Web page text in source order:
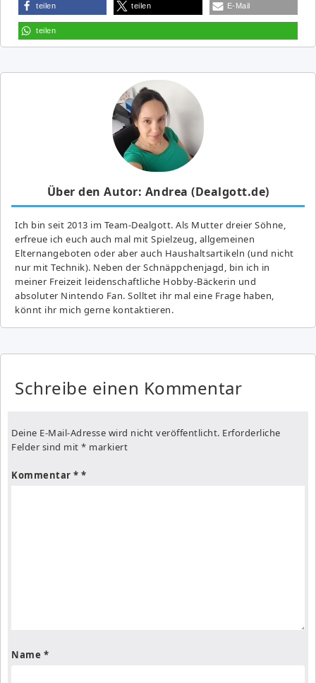
teilen teilen E-Mail
teilen
Über den Autor: Andrea (Dealgott.de)
Ich bin seit 2013 im Team-Dealgott. Als Mutter dreier Söhne,
erfreue ich euch auch mal mit Spielzeug, allgemeinen
Elternangeboten oder aber auch Haushaltsartikeln (und nicht
nur mit Technik). Neben der Schnäppchenjagd, bin ich in
meiner Freizeit leidenschaftliche Hobby-Bäckerin und
absoluter Nintendo Fan. Solltet ihr mal eine Frage haben,
könnt ihr mich gerne kontaktieren.
Schreibe einen Kommentar
Deine E-Mail-Adresse wird nicht veröffentlicht. Erforderliche
Felder sind mit * markiert
Kommentar *
Name *